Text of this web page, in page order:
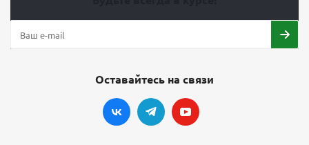
Оставайтесь на связи